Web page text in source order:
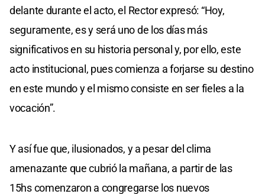
delante durante el acto, el Rector expresó: “Hoy,
seguramente, es y será uno de los días más
significativos en su historia personal y, por ello, este
acto institucional, pues comienza a forjarse su destino
en este mundo y el mismo consiste en ser fieles a la
vocación”.
Y así fue que, ilusionados, y a pesar del clima
amenazante que cubrió la mañana, a partir de las
15hs comenzaron a congregarse los nuevos